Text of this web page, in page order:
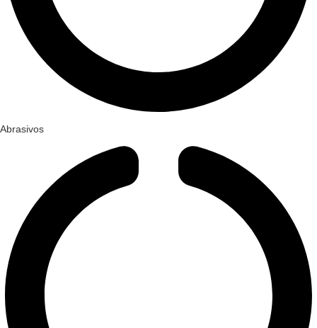
Abrasivos